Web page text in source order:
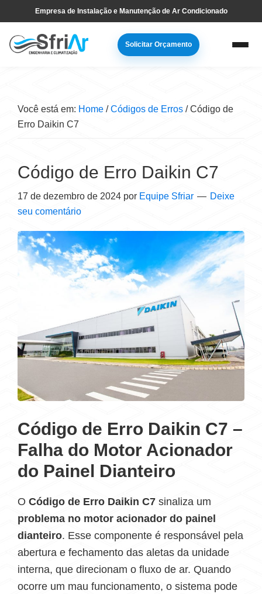
para
navegação
to
main
Empresa de Instalação e Manutenção de Ar Condicionado
Solicitar Orçamento
Você está em: Home / Códigos de Erros /Código de
Erro Daikin C7
Código de Erro Daikin C7
17 de dezembro de 2024 por Equipe Sfriar
Deixe
seu comentário
Código de Erro Daikin C7 –
Falha do Motor Acionador
do Painel Dianteiro
O Código de Erro Daikin C7 sinaliza um
problema no motor acionador do painel
dianteiro. Esse componente é responsável pela
abertura e fechamento das aletas da unidade
interna, que direcionam o fluxo de ar. Quando
ocorre um mau funcionamento, o sistema pode